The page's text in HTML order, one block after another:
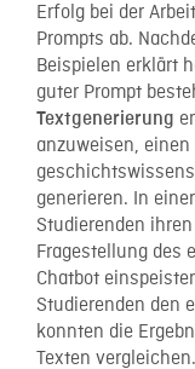
Erfolg bei der
Prompts ab.
Beispielen erklärt
guter Prompt
Textgenerierung
anzuweisen,
generieren. In
Studierenden
Fragestellung des
Chatbot
Studierenden den
konnten die
Texten vergleichen.